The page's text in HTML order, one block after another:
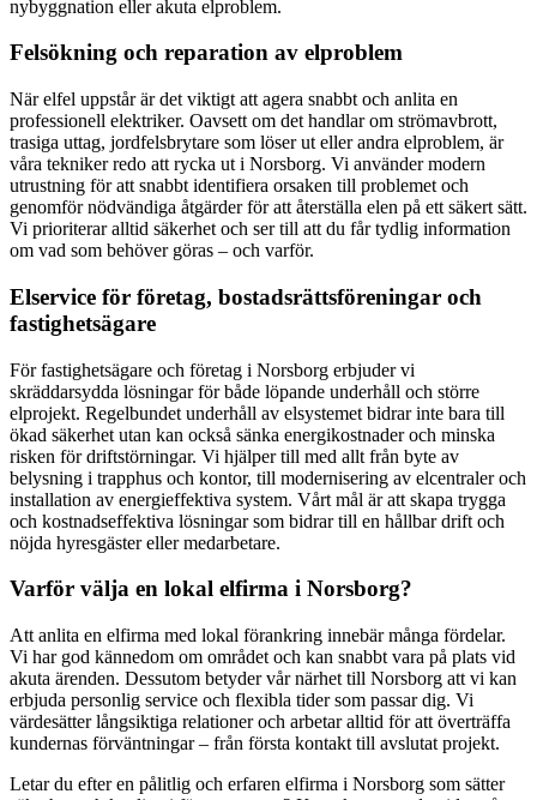
nybyggnation eller akuta elproblem.
Felsökning och reparation av elproblem
När elfel uppstår är det viktigt att agera snabbt och anlita en
professionell elektriker. Oavsett om det handlar om strömavbrott,
trasiga uttag, jordfelsbrytare som löser ut eller andra elproblem, är
våra tekniker redo att rycka ut i Norsborg. Vi använder modern
utrustning för att snabbt identifiera orsaken till problemet och
genomför nödvändiga åtgärder för att återställa elen på ett säkert sätt.
Vi prioriterar alltid säkerhet och ser till att du får tydlig information
om vad som behöver göras – och varför.
Elservice för företag, bostadsrättsföreningar och
fastighetsägare
För fastighetsägare och företag i Norsborg erbjuder vi
skräddarsydda lösningar för både löpande underhåll och större
elprojekt. Regelbundet underhåll av elsystemet bidrar inte bara till
ökad säkerhet utan kan också sänka energikostnader och minska
risken för driftstörningar. Vi hjälper till med allt från byte av
belysning i trapphus och kontor, till modernisering av elcentraler och
installation av energieffektiva system. Vårt mål är att skapa trygga
och kostnadseffektiva lösningar som bidrar till en hållbar drift och
nöjda hyresgäster eller medarbetare.
Varför välja en lokal elfirma i Norsborg?
Att anlita en elfirma med lokal förankring innebär många fördelar.
Vi har god kännedom om området och kan snabbt vara på plats vid
akuta ärenden. Dessutom betyder vår närhet till Norsborg att vi kan
erbjuda personlig service och flexibla tider som passar dig. Vi
värdesätter långsiktiga relationer och arbetar alltid för att överträffa
kundernas förväntningar – från första kontakt till avslutat projekt.
Letar du efter en pålitlig och erfaren elfirma i Norsborg som sätter